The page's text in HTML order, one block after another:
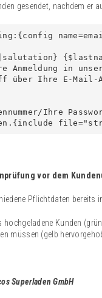
gesendet, nachdem er
in
Ihre E-Mail-
Ihre
vor dem
Pflichtdaten bereits
hochgeladene Kunden
müssen (gelb
Superladen GmbH